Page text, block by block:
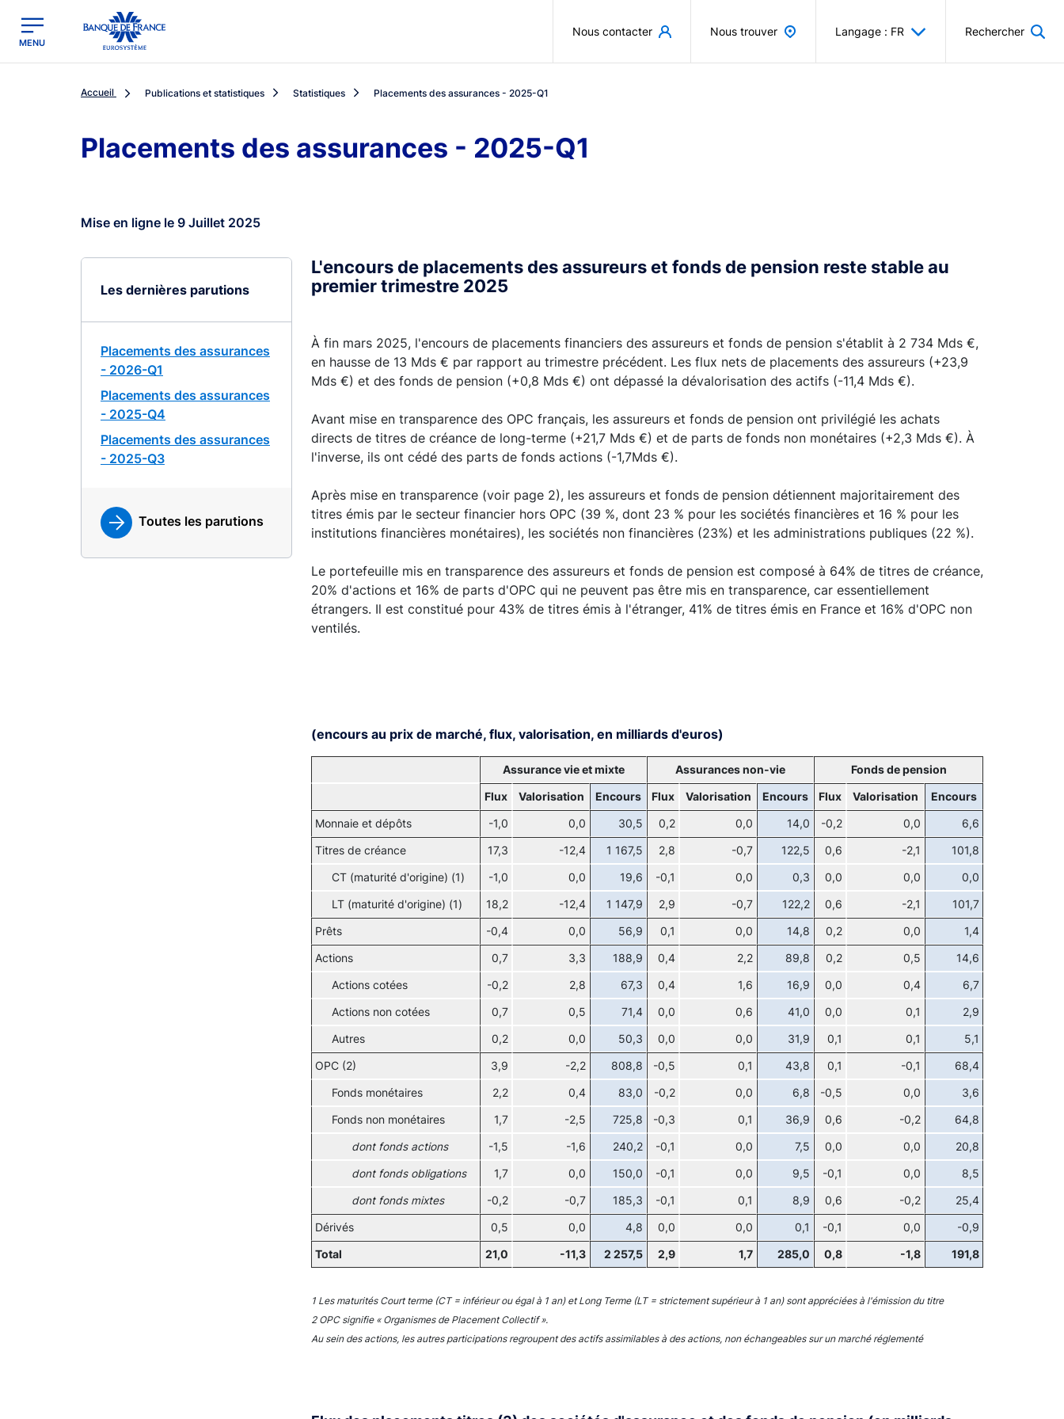
Banque de France - Menu Principal
MENU
Nous contacter Nous trouver Langage : FR Rechercher
Accueil Publications et statistiques Statistiques Placements des assurances - 2025-Q1
Placements des assurances - 2025-Q1
Mise en ligne le 9 Juillet 2025
Les dernières parutions
Placements des assurances
- 2026-Q1
Placements des assurances
- 2025-Q4
Placements des assurances
- 2025-Q3
Toutes les parutions
L'encours de placements des assureurs et fonds de pension reste stable au
premier trimestre 2025
À fin mars 2025, l'encours de placements financiers des assureurs et fonds de pension s'établit à 2 734 Mds €,
en hausse de 13 Mds € par rapport au trimestre précédent. Les flux nets de placements des assureurs (+23,9
Mds €) et des fonds de pension (+0,8 Mds €) ont dépassé la dévalorisation des actifs (-11,4 Mds €).
Avant mise en transparence des OPC français, les assureurs et fonds de pension ont privilégié les achats
directs de titres de créance de long-terme (+21,7 Mds €) et de parts de fonds non monétaires (+2,3 Mds €). À
l'inverse, ils ont cédé des parts de fonds actions (-1,7Mds €).
Après mise en transparence (voir page 2), les assureurs et fonds de pension détiennent majoritairement des
titres émis par le secteur financier hors OPC (39 %, dont 23 % pour les sociétés financières et 16 % pour les
institutions financières monétaires), les sociétés non financières (23%) et les administrations publiques (22 %).
Le portefeuille mis en transparence des assureurs et fonds de pension est composé à 64% de titres de créance,
20% d'actions et 16% de parts d'OPC qui ne peuvent pas être mis en transparence, car essentiellement
étrangers. Il est constitué pour 43% de titres émis à l'étranger, 41% de titres émis en France et 16% d'OPC non
ventilés.
(encours au prix de marché, flux, valorisation, en milliards d'euros)
Assurance vie et mixte Assurances non-vie Fonds de pension
Flux Valorisation Encours Flux Valorisation Encours Flux Valorisation Encours
Monnaie et dépôts -1,0 0,0 30,5 0,2 0,0 14,0 -0,2 0,0 6,6
Titres de créance 17,3 -12,4 1 167,5 2,8 -0,7 122,5 0,6 -2,1 101,8
CT (maturité d'origine) (1) -1,0 0,0 19,6 -0,1 0,0 0,3 0,0 0,0 0,0
LT (maturité d'origine) (1) 18,2 -12,4 1 147,9 2,9 -0,7 122,2 0,6 -2,1 101,7
Prêts -0,4 0,0 56,9 0,1 0,0 14,8 0,2 0,0 1,4
Actions 0,7 3,3 188,9 0,4 2,2 89,8 0,2 0,5 14,6
Actions cotées -0,2 2,8 67,3 0,4 1,6 16,9 0,0 0,4 6,7
Actions non cotées 0,7 0,5 71,4 0,0 0,6 41,0 0,0 0,1 2,9
Autres 0,2 0,0 50,3 0,0 0,0 31,9 0,1 0,1 5,1
OPC (2) 3,9 -2,2 808,8 -0,5 0,1 43,8 0,1 -0,1 68,4
Fonds monétaires 2,2 0,4 83,0 -0,2 0,0 6,8 -0,5 0,0 3,6
Fonds non monétaires 1,7 -2,5 725,8 -0,3 0,1 36,9 0,6 -0,2 64,8
dont fonds actions -1,5 -1,6 240,2 -0,1 0,0 7,5 0,0 0,0 20,8
dont fonds obligations 1,7 0,0 150,0 -0,1 0,0 9,5 -0,1 0,0 8,5
dont fonds mixtes -0,2 -0,7 185,3 -0,1 0,1 8,9 0,6 -0,2 25,4
Dérivés 0,5 0,0 4,8 0,0 0,0 0,1 -0,1 0,0 -0,9
Total 21,0 -11,3 2 257,5 2,9 1,7 285,0 0,8 -1,8 191,8
1 Les maturités Court terme (CT = inférieur ou égal à 1 an) et Long Terme (LT = strictement supérieur à 1 an) sont appréciées à l'émission du titre
2 OPC signifie « Organismes de Placement Collectif ».
Au sein des actions, les autres participations regroupent des actifs assimilables à des actions, non échangeables sur un marché réglementé